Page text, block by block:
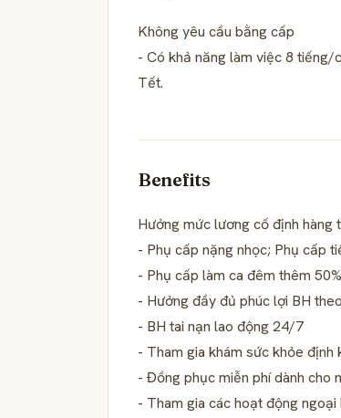
Không yêu cầu bằng cấp
- Có khả năng làm việc 8 tiếng/
Tết.
Benefits
Hưởng mức lương cố định hàng
- Phụ cấp nặng nhọc; Phụ cấp
- Phụ cấp làm ca đêm thêm
- Hưởng đầy đủ phúc lợi BH
- BH tai nạn lao động 24/7
- Tham gia khám sức khỏe định
- Đồng phục miễn phí dành cho
- Tham gia các hoạt động ngoại